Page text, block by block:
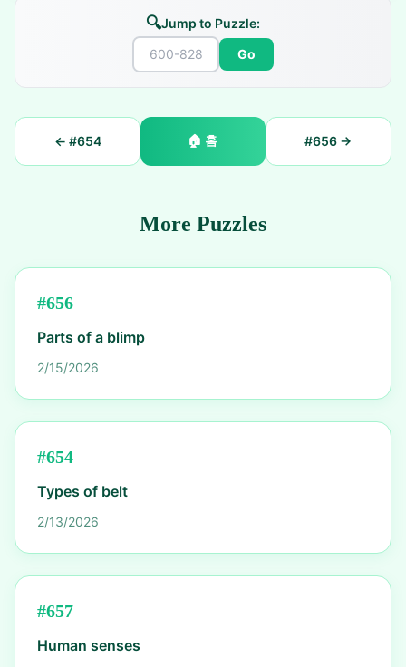
🔍Jump to Puzzle:
Go
← #654 🏠 홈 #656 →
More Puzzles
#656
Parts of a blimp
2/15/2026
#654
Types of belt
2/13/2026
#657
Human senses